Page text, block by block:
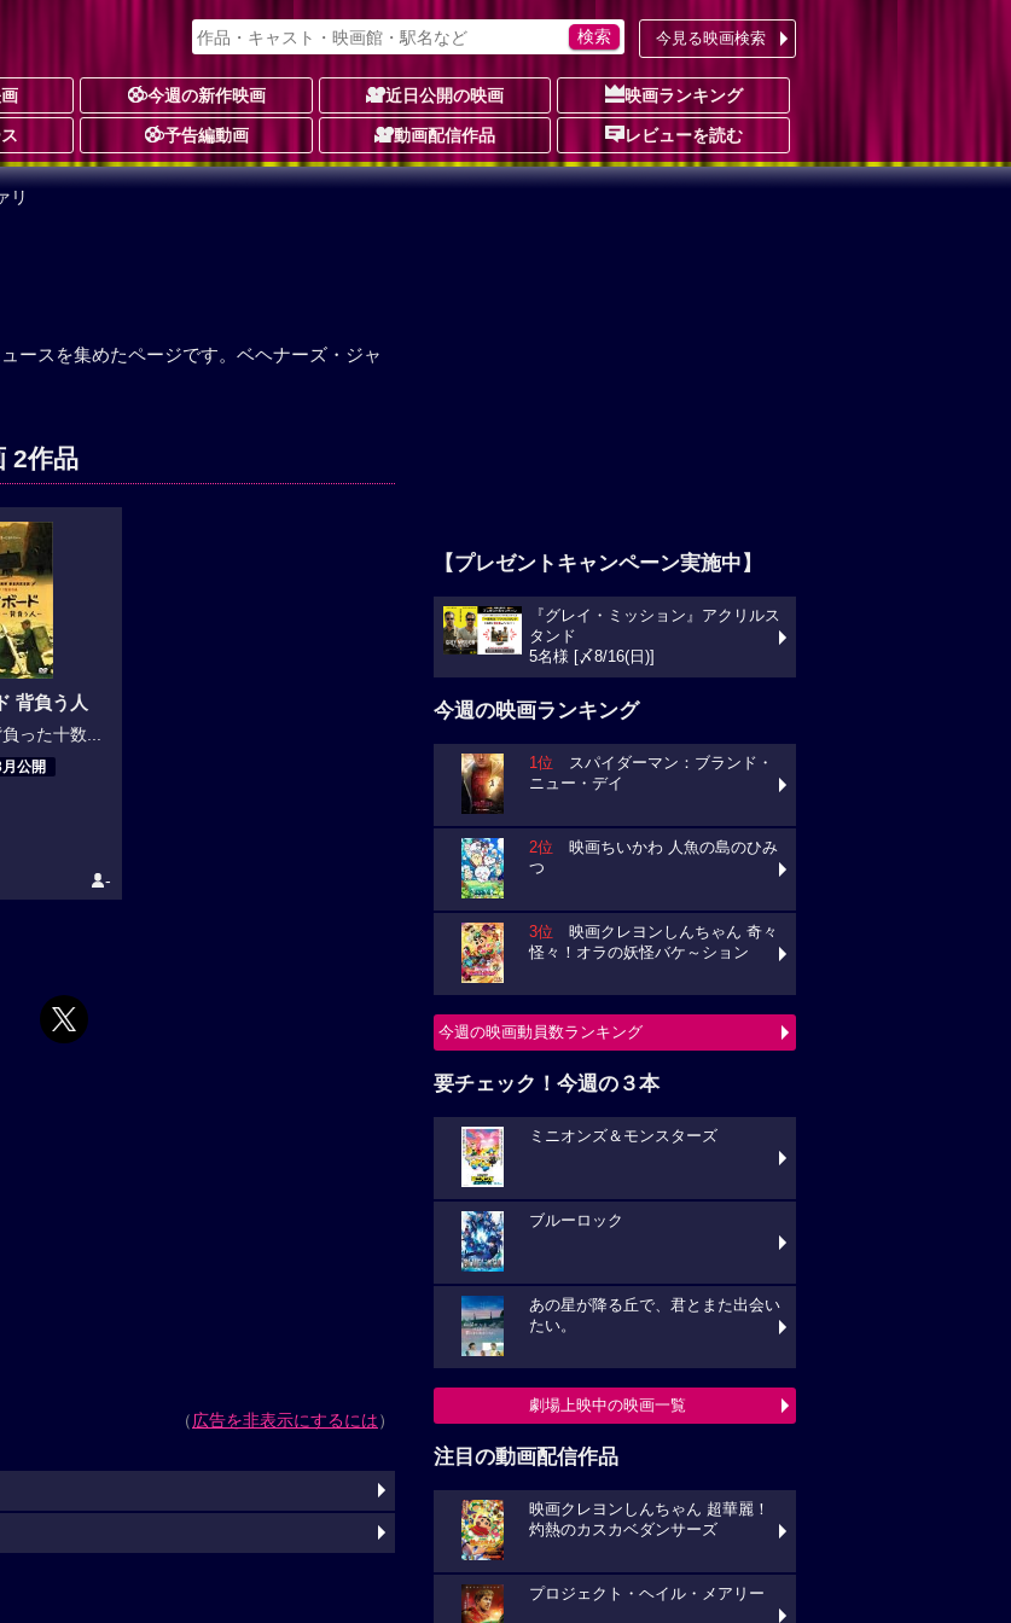
今見る映画検索
今週の新作映画 近日公開の映画 映画ランキング
予告編動画 動画配信作品 レビューを読む
リ
ースを集めたページです。ベヘナーズ・ジャ
2作品
背負う人
った十数...
公開
-
（広告を非表示にするには）
【プレゼントキャンペーン実施中】
『グレイ・ミッション』アクリルス
タンド
5名様 [〆8/16(日)]
今週の映画ランキング
1位 スパイダーマン：ブランド・
ニュー・デイ
2位 映画ちいかわ 人魚の島のひみ
つ
3位 映画クレヨンしんちゃん 奇々
怪々！オラの妖怪バケ～ション
今週の映画動員数ランキング
要チェック！今週の３本
ミニオンズ＆モンスターズ
ブルーロック
あの星が降る丘で、君とまた出会い
たい。
劇場上映中の映画一覧
注目の動画配信作品
映画クレヨンしんちゃん 超華麗！
灼熱のカスカベダンサーズ
プロジェクト・ヘイル・メアリー